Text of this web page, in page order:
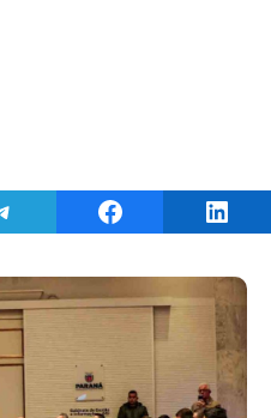
Share on TelegramShare on Facebook